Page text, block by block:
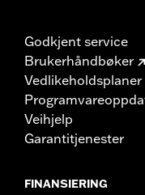
Godkjent service
Brukerhåndbøker
Vedlikeholdsplaner
Veihjelp
Garantitjenester
FINANSIERING